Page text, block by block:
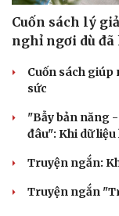
Cuốn sách lý
nghỉ ngơi dù đã
Cuốn sách
sức
"Bẫy bản năng
đâu": Khi dữ
Truyện ngắn:
Truyện ngắn